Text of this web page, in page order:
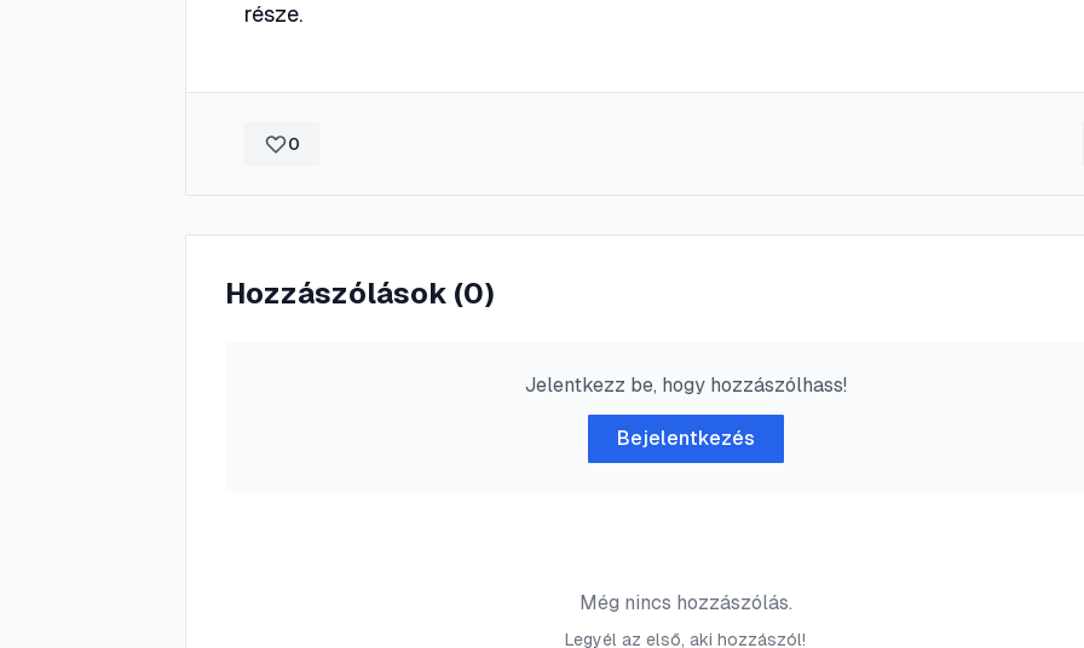
része.
0
Hozzászólások (0)
Jelentkezz be, hogy hozzászólhass!
Bejelentkezés
Még nincs hozzászólás.
Legyél az első, aki hozzászól!